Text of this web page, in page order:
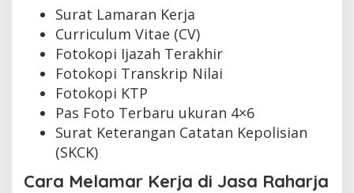
Surat Lamaran Kerja
Curriculum Vitae (CV)
Fotokopi Ijazah Terakhir
Fotokopi Transkrip Nilai
Fotokopi KTP
Pas Foto Terbaru ukuran 4×6
Surat Keterangan Catatan Kepolisian
(SKCK)
Cara Melamar Kerja di Jasa Raharja